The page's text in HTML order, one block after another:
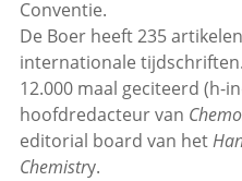
Conventie.
De Boer heeft 235
internationale
12.000 maal geciteerd (h-
hoofdredacteur van
editorial board van het
Chemistry.